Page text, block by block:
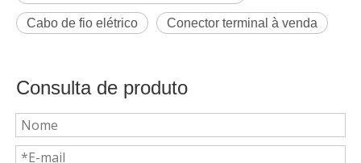
Cabo de fio elétrico Conector terminal à venda
Consulta de produto